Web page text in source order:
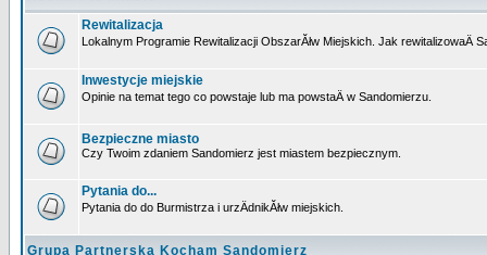
Rewitalizacja
Lokalnym Programie Rewitalizacji ObszarĂłw Miejskich. Jak rewitalizowaÄ
Inwestycje miejskie
Opinie na temat tego co powstaje lub ma powstaÄ w Sandomierzu.
Bezpieczne miasto
Czy Twoim zdaniem Sandomierz jest miastem bezpiecznym.
Pytania do...
Pytania do do Burmistrza i urzÄdnikĂłw miejskich.
Grupa Partnerska Kocham Sandomierz